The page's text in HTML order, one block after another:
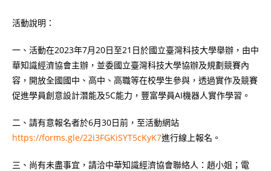
活動說明：
一、活動在2023年7月20日至21日於國立臺灣科技大學舉辦，由中
華知識經濟協會主辦，並委國立臺灣科技大學協辦及規劃競賽內
容，開放全國國中、高中、高職等在校學生參與，透過實作及競賽
促進學員創意設計潛能及5C能力，豐富學員AI機器人實作學習。
二、請有意報名者於6月30日前，至活動網站
https://forms.gle/22i3FGKiSYT5cKyK7進行線上報名。
三、尚有未盡事宜，請洽中華知識經濟協會聯絡人：趙小姐；電